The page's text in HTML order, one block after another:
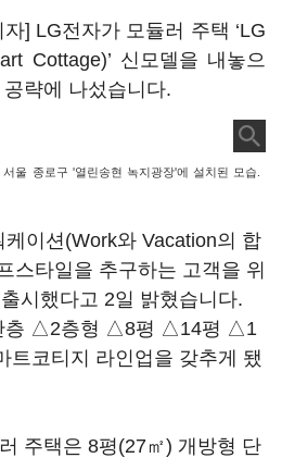
] LG전자가 모듈러 주택 ‘LG
Cottage)’ 신모델을 내놓으
략에 나섰습니다.
울 종로구 '열린송현 녹지광장'에 설치된 모습.
케이션(Work와 Vacation의 합
스타일을 추구하는 고객을 위
시했다고 2일 밝혔습니다.
층 △2층형 △8평 △14평 △1
트코티지 라인업을 갖추게 됐
주택은 8평(27㎡) 개방형 단